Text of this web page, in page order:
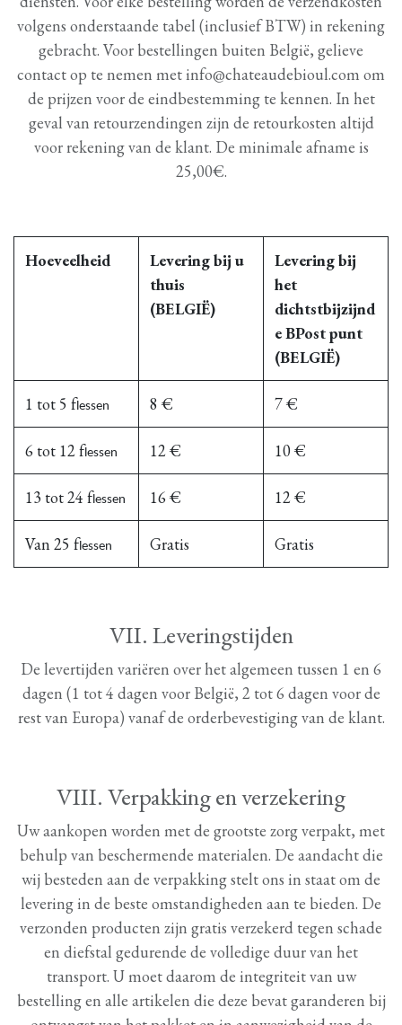
volgens onderstaande tabel (inclusief BTW) in rekening
gebracht. Voor bestellingen buiten België, gelieve
contact op te nemen met info@chateaudebioul.com om
de prijzen voor de eindbestemming te kennen. In het
geval van retourzendingen zijn de retourkosten altijd
voor rekening van de klant. De minimale afname is
25,00€.
Hoeveelheid
Levering bij u
thuis
(BELGIË)
Levering bij
het
dichtstbijzijnd
e BPost punt
(BELGIË)
1 tot 5 flessen 8 € 7 €
6 tot 12 flessen 12 € 10 €
13 tot 24 flessen 16 € 12 €
Van 25 flessen Gratis Gratis
VII. Leveringstijden
De levertijden variëren over het algemeen tussen 1 en 6
dagen (1 tot 4 dagen voor België, 2 tot 6 dagen voor de
rest van Europa) vanaf de orderbevestiging van de klant.
VIII. Verpakking en verzekering
Uw aankopen worden met de grootste zorg verpakt, met
behulp van beschermende materialen. De aandacht die
wij besteden aan de verpakking stelt ons in staat om de
levering in de beste omstandigheden aan te bieden. De
verzonden producten zijn gratis verzekerd tegen schade
en diefstal gedurende de volledige duur van het
transport. U moet daarom de integriteit van uw
bestelling en alle artikelen die deze bevat garanderen bij